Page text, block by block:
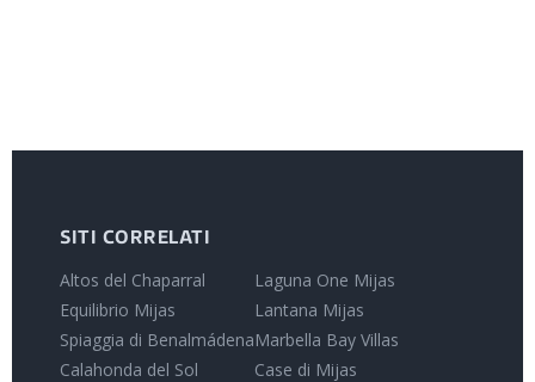
SITI CORRELATI
Altos del Chaparral
Equilibrio Mijas
Spiaggia di Benalmádena
Calahonda del Sol
Laguna One Mijas
Lantana Mijas
Marbella Bay Villas
Case di Mijas